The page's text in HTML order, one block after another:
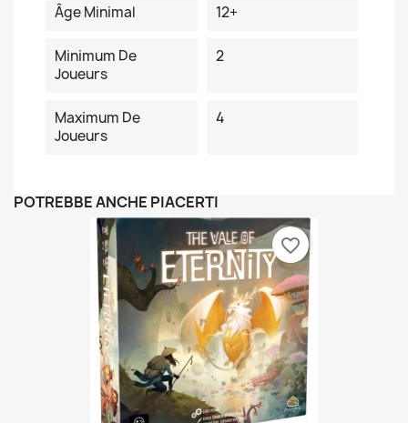
Âge Minimal
12+
Minimum De
Joueurs
2
Maximum De
Joueurs
4
POTREBBE ANCHE PIACERTI
favorite_border